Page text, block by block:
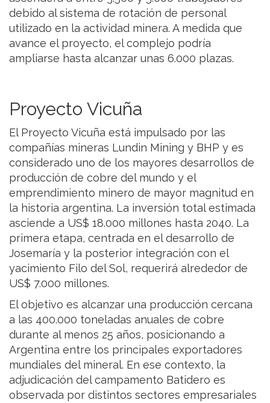
debido al sistema de rotación de personal
utilizado en la actividad minera. A medida que
avance el proyecto, el complejo podría
ampliarse hasta alcanzar unas 6.000 plazas.
Proyecto Vicuña
El Proyecto Vicuña está impulsado por las
compañías mineras Lundin Mining y BHP y es
considerado uno de los mayores desarrollos de
producción de cobre del mundo y el
emprendimiento minero de mayor magnitud en
la historia argentina. La inversión total estimada
asciende a US$ 18.000 millones hasta 2040. La
primera etapa, centrada en el desarrollo de
Josemaría y la posterior integración con el
yacimiento Filo del Sol, requerirá alrededor de
US$ 7.000 millones.
El objetivo es alcanzar una producción cercana
a las 400.000 toneladas anuales de cobre
durante al menos 25 años, posicionando a
Argentina entre los principales exportadores
mundiales del mineral. En ese contexto, la
adjudicación del campamento Batidero es
observada por distintos sectores empresariales